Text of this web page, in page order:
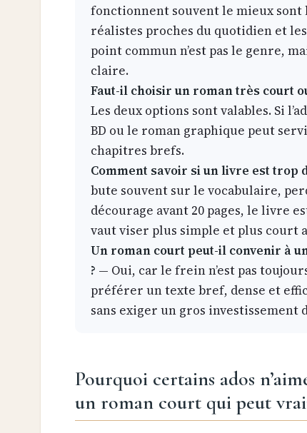
fonctionnent souvent le mieux sont
réalistes proches du quotidien et
point commun n’est pas le genre,
claire.
Faut-il choisir un roman très court
Les deux options sont valables. Si
BD ou le roman graphique peut
chapitres brefs.
Comment savoir si un livre est trop
bute souvent sur le vocabulaire,
décourage avant 20 pages, le livre
vaut viser plus simple et plus court
Un roman court peut-il convenir à
? — Oui, car le frein n’est pas
préférer un texte bref, dense et
sans exiger un gros investissement
Pourquoi certains ados
un roman court qui peut